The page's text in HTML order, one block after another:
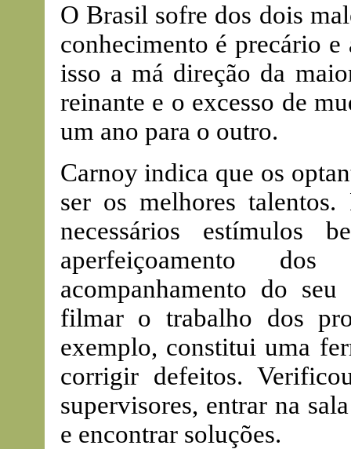
O Brasil sofre dos dois
conhecimento é precário e
isso a má direção da
reinante e o excesso de
um ano para o outro.
Carnoy indica que os
ser os melhores talentos.
necessários estímulos
aperfeiçoamento
acompanhamento do
filmar o trabalho dos
exemplo, constitui uma
corrigir defeitos.
supervisores, entrar na
e encontrar soluções.